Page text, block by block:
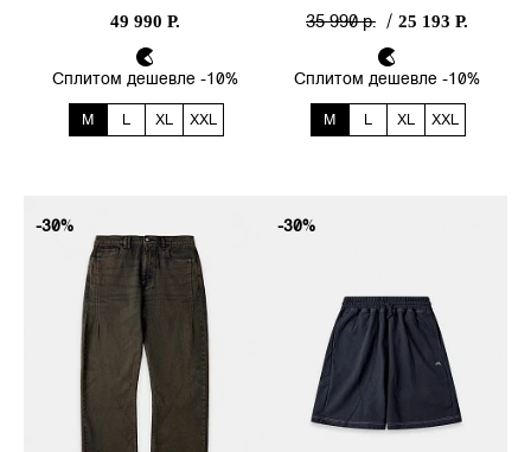
49 990 Р.
Сплитом дешевле -10%
M L XL XXL
35 990 р.
/ 25 193 Р.
Сплитом дешевле -10%
M L XL XXL
-30% -30%